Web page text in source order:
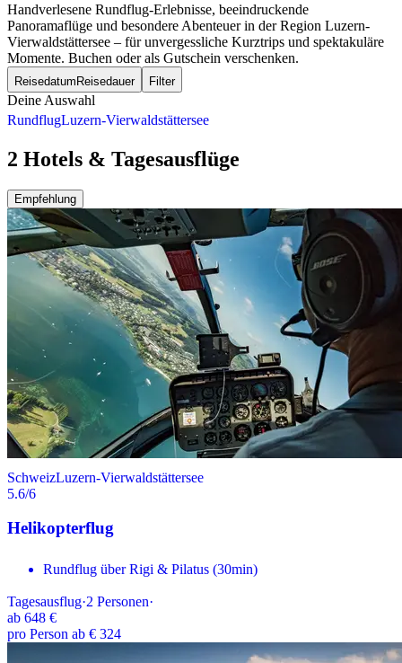
Handverlesene Rundflug-Erlebnisse, beeindruckende
Panoramaflüge und besondere Abenteuer in der Region Luzern-
Vierwaldstättersee – für unvergessliche Kurztrips und spektakuläre
Momente. Buchen oder als Gutschein verschenken.
Reisedatum Reisedauer Filter
Deine Auswahl
RundflugLuzern-Vierwaldstättersee
2 Hotels & Tagesausflüge
Empfehlung
SchweizLuzern-Vierwaldstättersee
5.6/6
Helikopterflug
Rundflug über Rigi & Pilatus (30min)
Tagesausflug·2 Personen·
ab 648 €
pro Person ab € 324